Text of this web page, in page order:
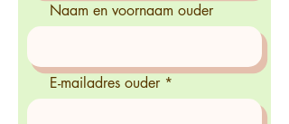
Naam en voornaam ouder
E-mailadres ouder